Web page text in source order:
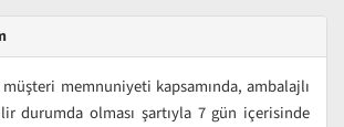
müşteri memnuniyeti kapsamında, ambalajlı
durumda olması şartıyla 7 gün içerisinde